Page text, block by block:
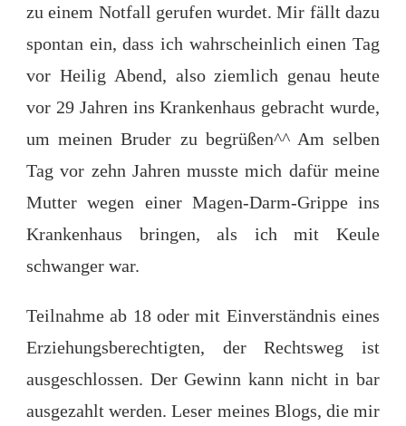
zu einem Notfall gerufen wurdet. Mir fällt dazu
spontan ein, dass ich wahrscheinlich einen Tag
vor Heilig Abend, also ziemlich genau heute
vor 29 Jahren ins Krankenhaus gebracht wurde,
um meinen Bruder zu begrüßen^^ Am selben
Tag vor zehn Jahren musste mich dafür meine
Mutter wegen einer Magen-Darm-Grippe ins
Krankenhaus bringen, als ich mit Keule
schwanger war.
Teilnahme ab 18 oder mit Einverständnis eines
Erziehungsberechtigten, der Rechtsweg ist
ausgeschlossen. Der Gewinn kann nicht in bar
ausgezahlt werden. Leser meines Blogs, die mir